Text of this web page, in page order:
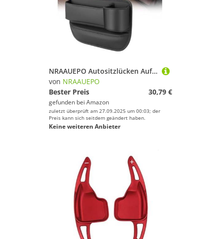
NRAAUEPO Autositzlücken Aufbewahrungsbox für Audi A8 S8 2022-2025 Auto Leder Getränkehalter Lücke Tasche Sitze Lücke Füller Organizer Innen Zubehör
von NRAAUEPO
Bester Preis
30,79 €
gefunden bei Amazon
zuletzt überprüft am 27.09.2025 um 00:03; der
Preis kann sich seitdem geändert haben.
Keine weiteren Anbieter